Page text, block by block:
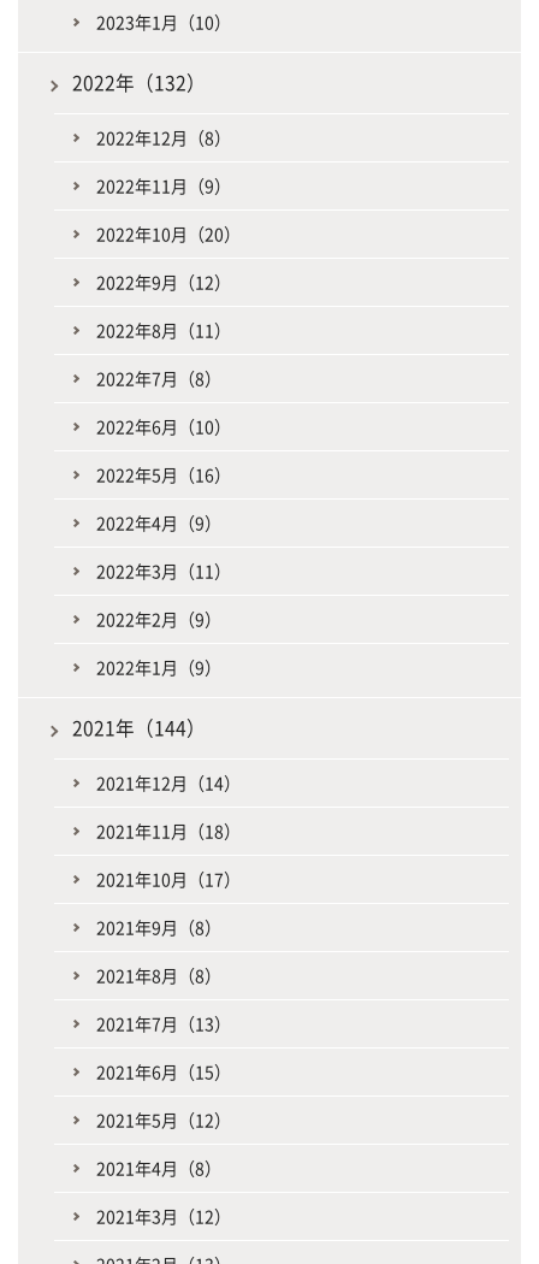
2023年1月（10）
2022年（132）
2022年12月（8）
2022年11月（9）
2022年10月（20）
2022年9月（12）
2022年8月（11）
2022年7月（8）
2022年6月（10）
2022年5月（16）
2022年4月（9）
2022年3月（11）
2022年2月（9）
2022年1月（9）
2021年（144）
2021年12月（14）
2021年11月（18）
2021年10月（17）
2021年9月（8）
2021年8月（8）
2021年7月（13）
2021年6月（15）
2021年5月（12）
2021年4月（8）
2021年3月（12）